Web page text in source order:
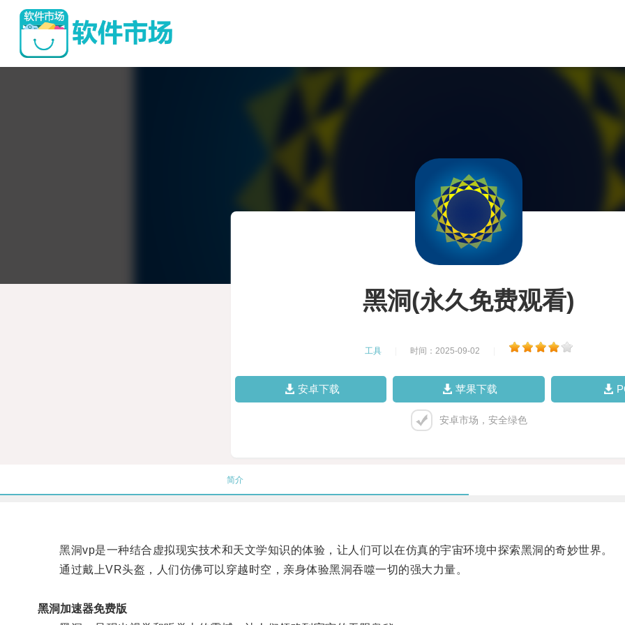
黑洞(永久免费观看)
工具 时间：2025-09-02
安卓下载 苹果下载
安卓市场，安全绿色
简介
黑洞vp是一种结合虚拟现实技术和天文学知识的体验，让人们可以在仿真的宇宙环境中探索黑洞的奇妙世界。
通过戴上VR头盔，人们仿佛可以穿越时空，亲身体验黑洞吞噬一切的强大力量。
黑洞加速器免费版